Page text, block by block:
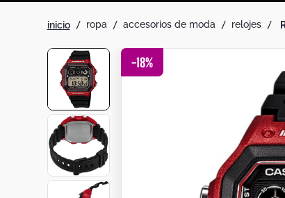
ropa accesorios de moda relojes
-18%
Cuadros
Lamparas
Cuadro
Sillas